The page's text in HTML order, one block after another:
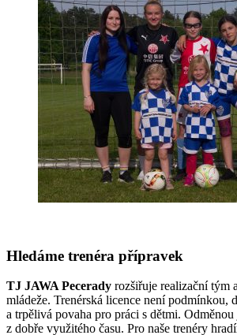
Hledáme trenéra přípravek
TJ JAWA Pecerady rozšiřuje realizační tým
mládeže. Trenérská licence není podmínkou,
a trpělivá povaha pro práci s dětmi. Odměnou
z dobře využitého času. Pro naše trenéry